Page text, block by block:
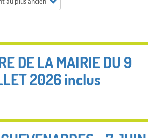
DE LA MAIRIE DU 9
2026 inclus